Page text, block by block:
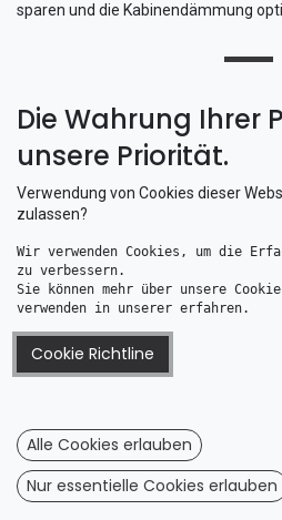
sparen und die Kabinendämmung
Dempflex-Flach Dämmmatten 140 x 100 x 3 cm Selbstklebend
164,74€
Die Wahrung Ihrer
unsere Priorität.
Verwendung von Cookies dieser
zulassen?
Wir verwenden Cookies, um die
zu verbessern.
Sie können mehr über unsere
verwenden in unserer erfahren.
Cookie Richtline
Alle Cookies erlauben
Nur essentielle Cookies erlauben